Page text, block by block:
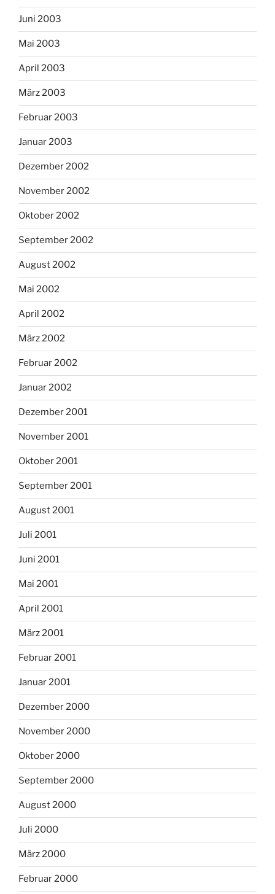
Juni 2003
Mai 2003
April 2003
März 2003
Februar 2003
Januar 2003
Dezember 2002
November 2002
Oktober 2002
September 2002
August 2002
Mai 2002
April 2002
März 2002
Februar 2002
Januar 2002
Dezember 2001
November 2001
Oktober 2001
September 2001
August 2001
Juli 2001
Juni 2001
Mai 2001
April 2001
März 2001
Februar 2001
Januar 2001
Dezember 2000
November 2000
Oktober 2000
September 2000
August 2000
Juli 2000
März 2000
Februar 2000